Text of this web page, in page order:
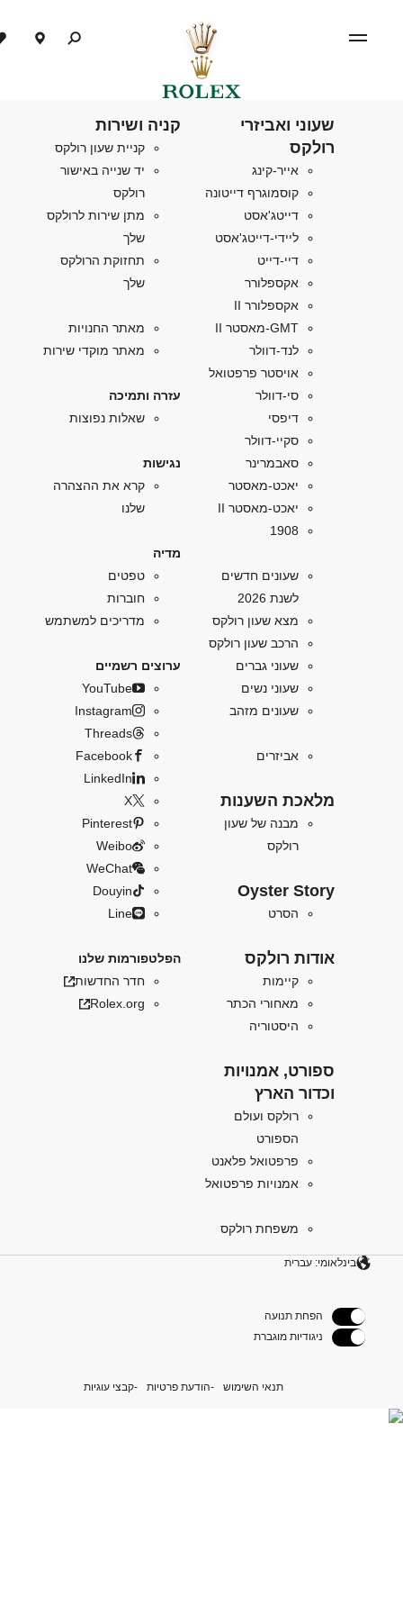
שעוני ואביזרי
רולקס
אייר-קינג
קוסמוגרף דייטונה
דייטג'אסט
ליידי-דייטג'אסט
דיי-דייט
אקספלורר
אקספלורר II
GMT-מאסטר II
לנד-דוולר
אויסטר פרפטואל
סי-דוולר
דיפסי
סקיי-דוולר
סאבמרינר
יאכט-מאסטר
יאכט-מאסטר II
1908
שעונים חדשים
לשנת 2026
מצא שעון רולקס
הרכב שעון רולקס
שעוני גברים
שעוני נשים
שעונים מזהב
אביזרים
מלאכת השענות
מבנה של שעון
רולקס
Oyster Story
הסרט
אודות רולקס
קיימות
מאחורי הכתר
היסטוריה
ספורט, אמנויות
וכדור הארץ
רולקס ועולם
הספורט
פרפטואל פלאנט
אמנויות פרפטואל
משפחת רולקס
קניה ושירות
קניית שעון רולקס
יד שנייה באישור
רולקס
מתן שירות לרולקס
שלך
תחזוקת הרולקס
שלך
מאתר החנויות
מאתר מוקדי שירות
עזרה ותמיכה
שאלות נפוצות
נגישות
קרא את ההצהרה
שלנו
מדיה
טפטים
חוברות
מדריכים למשתמש
ערוצים רשמיים
YouTube
Instagram
Threads
Facebook
LinkedIn
X
Pinterest
Weibo
WeChat
Douyin
Line
הפלטפורמות שלנו
חדר החדשות
Rolex.org
בינלאומי: עברית
הפחת תנועה
ניגודיות מוגברת
תנאי השימוש הודעת פרטיות קבצי עוגיות